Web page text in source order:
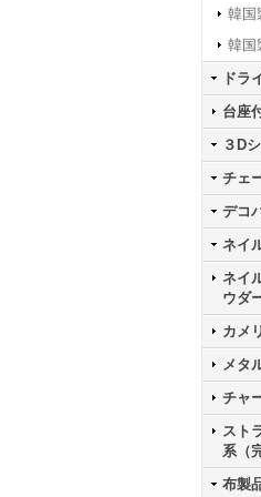
韓国
韓国
ドラ
台座
３D
チェ
デコ
ネイ
ネイ
ウダ
カメ
メタ
チャ
スト
系（
布製